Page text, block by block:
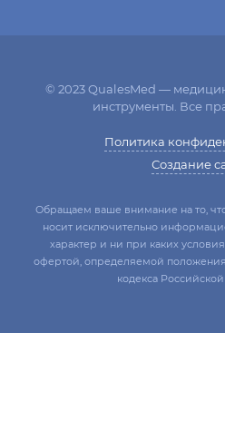
© 2023 QualesMed —
инструменты. Все
Политика
Создание
Обращаем ваше внимание на то,
носит исключительно
характер и ни при каких
офертой, определяемой
кодекса